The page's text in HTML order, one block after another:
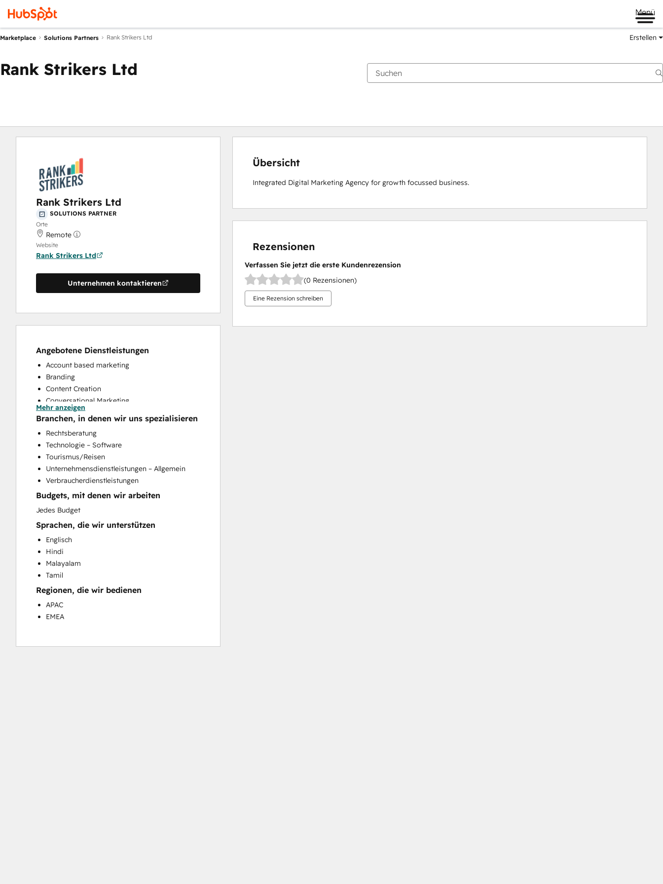
Menü
Marketplace Solutions Partners Rank Strikers Ltd Erstellen
Rank Strikers Ltd
Rank Strikers Ltd
SOLUTIONS PARTNER
Orte
Remote
Website
Rank Strikers Ltd
Unternehmen kontaktieren
Angebotene Dienstleistungen
Account based marketing
Branding
Content Creation
Conversational Marketing
CRM Implementation
Customer Marketing
Email Marketing
Full Inbound Marketing Services
HubSpot Onboarding
Paid Advertising
Sales and Marketing Alignment
Search Engine Optimization
Social Media
Website Design
Website Development
Website Migration
Mehr anzeigen
Branchen, in denen wir uns spezialisieren
Rechtsberatung
Technologie – Software
Tourismus/Reisen
Unternehmensdienstleistungen – Allgemein
Verbraucherdienstleistungen
Budgets, mit denen wir arbeiten
Jedes Budget
Sprachen, die wir unterstützen
Englisch
Hindi
Malayalam
Tamil
Regionen, die wir bedienen
APAC
EMEA
Übersicht
Integrated Digital Marketing Agency for growth focussed business.
Rezensionen
Verfassen Sie jetzt die erste Kundenrezension
(0 Rezensionen)
Eine Rezension schreiben